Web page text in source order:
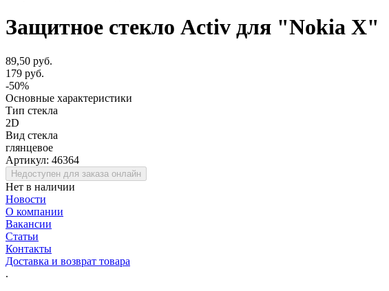
Защитное стекло Activ для "Nokia X"
89,50 руб.
179 руб.
-50%
Основные характеристики
Тип стекла
2D
Вид стекла
глянцевое
Артикул: 46364
Недоступен для заказа онлайн
Нет в наличии
Новости
О компании
Вакансии
Статьи
Контакты
Доставка и возврат товара
.